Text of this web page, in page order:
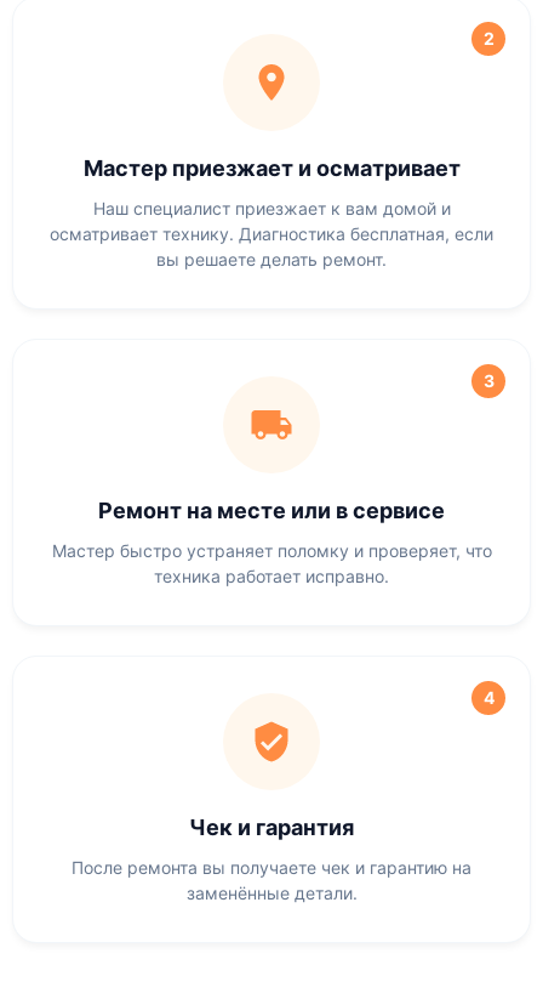
2
Мастер приезжает и осматривает
Наш специалист приезжает к вам домой и
осматривает технику. Диагностика бесплатная, если
вы решаете делать ремонт.
3
Ремонт на месте или в сервисе
Мастер быстро устраняет поломку и проверяет, что
техника работает исправно.
4
Чек и гарантия
После ремонта вы получаете чек и гарантию на
заменённые детали.